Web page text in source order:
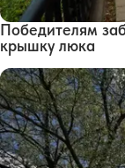
Победителям
крышку люка